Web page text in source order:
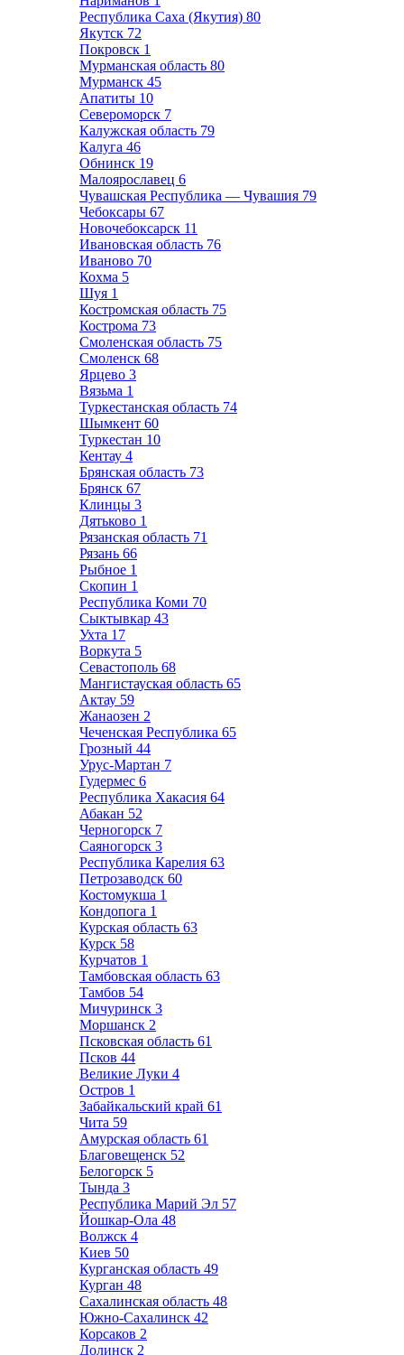
Республика Саха (Якутия) 80
Якутск 72
Покровск 1
Мурманская область 80
Мурманск 45
Апатиты 10
Североморск 7
Калужская область 79
Калуга 46
Обнинск 19
Малоярославец 6
Чувашская Республика — Чувашия 79
Чебоксары 67
Новочебоксарск 11
Ивановская область 76
Иваново 70
Кохма 5
Шуя 1
Костромская область 75
Кострома 73
Смоленская область 75
Смоленск 68
Ярцево 3
Вязьма 1
Туркестанская область 74
Шымкент 60
Туркестан 10
Кентау 4
Брянская область 73
Брянск 67
Клинцы 3
Дятьково 1
Рязанская область 71
Рязань 66
Рыбное 1
Скопин 1
Республика Коми 70
Сыктывкар 43
Ухта 17
Воркута 5
Севастополь 68
Мангистауская область 65
Актау 59
Жанаозен 2
Чеченская Республика 65
Грозный 44
Урус-Мартан 7
Гудермес 6
Республика Хакасия 64
Абакан 52
Черногорск 7
Саяногорск 3
Республика Карелия 63
Петрозаводск 60
Костомукша 1
Кондопога 1
Курская область 63
Курск 58
Курчатов 1
Тамбовская область 63
Тамбов 54
Мичуринск 3
Моршанск 2
Псковская область 61
Псков 44
Великие Луки 4
Остров 1
Забайкальский край 61
Чита 59
Амурская область 61
Благовещенск 52
Белогорск 5
Тында 3
Республика Марий Эл 57
Йошкар-Ола 48
Волжск 4
Киев 50
Курганская область 49
Курган 48
Сахалинская область 48
Южно-Сахалинск 42
Корсаков 2
Долинск 2